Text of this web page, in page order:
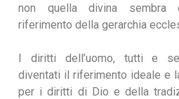
non quella divina sembra
riferimento della gerarchia
I diritti dell’uomo, tutti e
diventati il riferimento ideale e
per i diritti di Dio e della